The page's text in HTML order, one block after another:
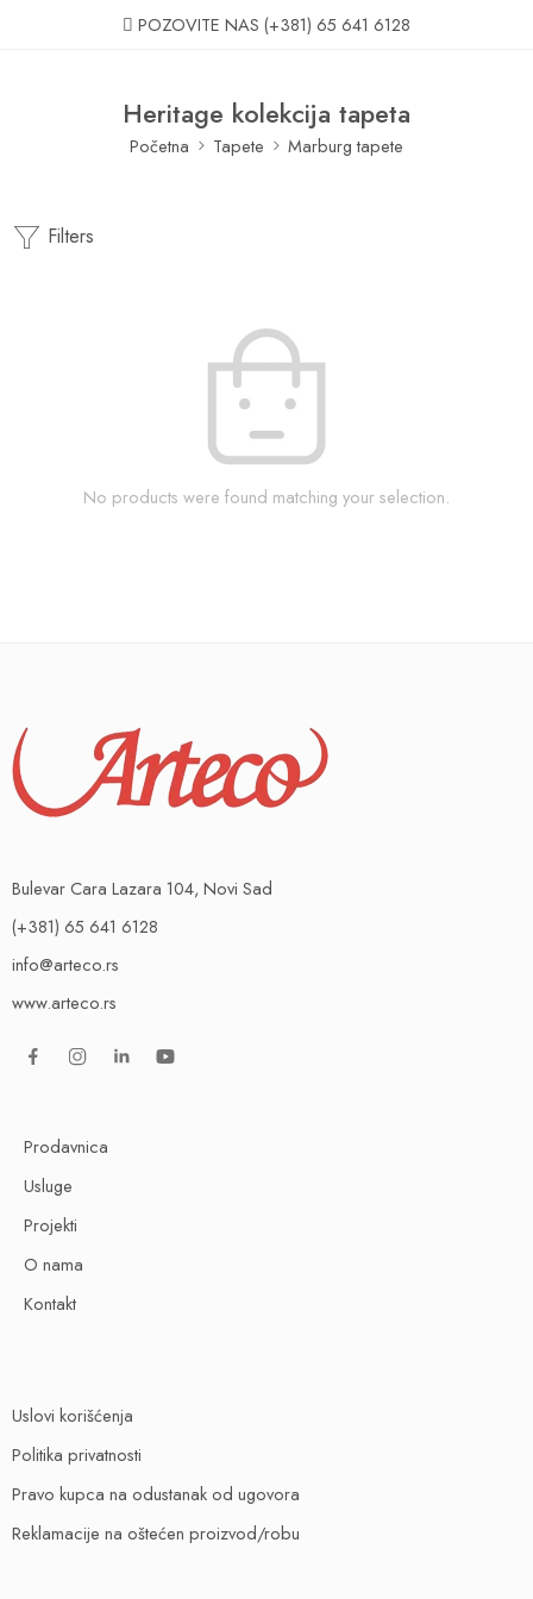
POZOVITE NAS (+381) 65 641 6128
Heritage kolekcija tapeta
Početna Tapete Marburg tapete
Filters
No products were found matching your selection.
Bulevar Cara Lazara 104, Novi Sad
(+381) 65 641 6128
info@arteco.rs
www.arteco.rs
Prodavnica
Usluge
Projekti
O nama
Kontakt
Uslovi korišćenja
Politika privatnosti
Pravo kupca na odustanak od ugovora
Reklamacije na oštećen proizvod/robu